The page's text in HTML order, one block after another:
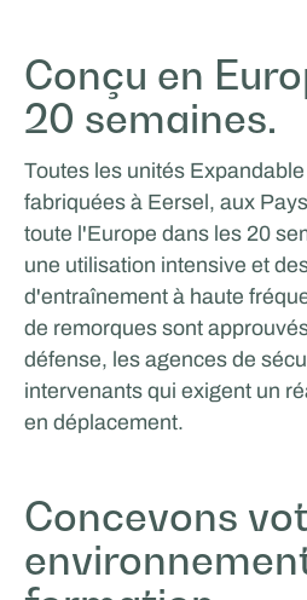
Eurotech Sports &
Conçu en
20 semaines.
Toutes les unités
fabriquées à Eersel, aux
toute l'Europe dans les 20
une utilisation intensive et
d'entraînement à haute
de remorques sont
défense, les agences de
intervenants qui exigent un
en déplacement.
Concevons